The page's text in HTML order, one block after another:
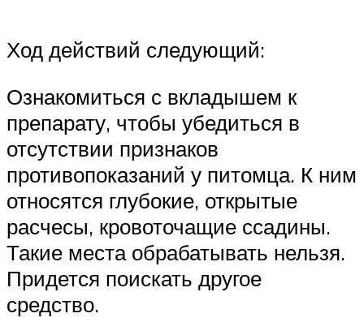
Ход действий следующий:
Ознакомиться с вкладышем к
препарату, чтобы убедиться в
отсутствии признаков
противопоказаний у питомца. К ним
относятся глубокие, открытые
расчесы, кровоточащие ссадины.
Такие места обрабатывать нельзя.
Придется поискать другое
средство.